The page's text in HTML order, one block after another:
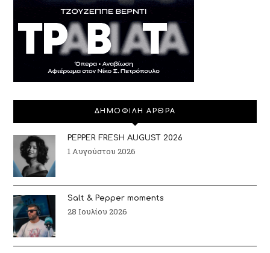
ΔΗΜΟΦΙΛΗ ΑΡΘΡΑ
PEPPER FRESH AUGUST 2026
1 Αυγούστου 2026
Salt & Pepper moments
28 Ιουλίου 2026